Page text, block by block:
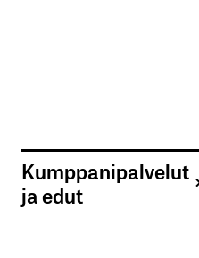
Kumppanipalvelut
ja edut